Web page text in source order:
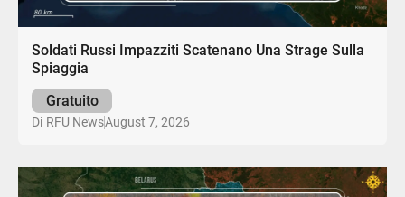
Soldati Russi Impazziti Scatenano Una Strage Sulla
Spiaggia
Gratuito
Di RFU NewsAugust 7, 2026